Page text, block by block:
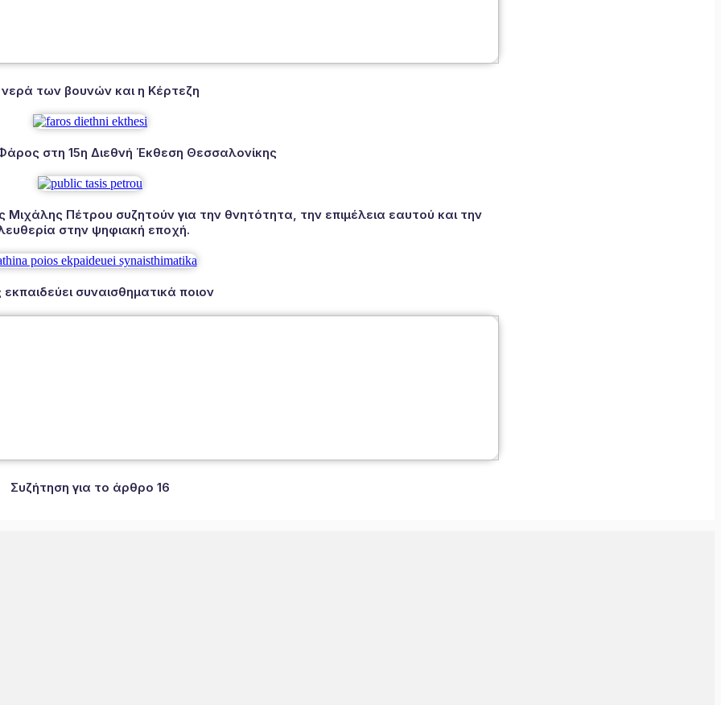
των βουνών και η Κέρτεζη
στη 15η Διεθνή Έκθεση Θεσσαλονίκης
Πέτρου συζητούν για την θνητότητα, την επιμέλεια εαυτού και την
στην ψηφιακή εποχή.
εκπαιδεύει συναισθηματικά ποιον
Συζήτηση για το άρθρο 16